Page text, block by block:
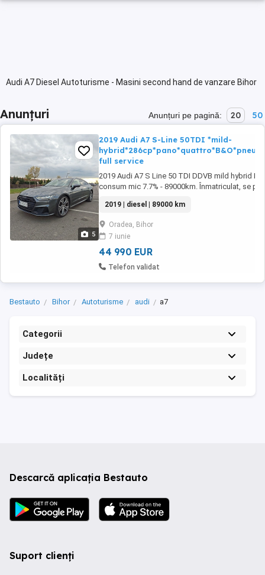
Audi A7 Diesel Autoturisme - Masini second hand de vanzare Bihor
Anunțuri Anunțuri pe pagină: 20 50
5
2019 Audi A7 S-Line 50TDI *mild-
full service
2019 Audi A7 S Line 50 TDI DDVB mild hybrid
consum mic 7.7% - 89000km. Înmatriculat, se
R21 S-line. Model care pana la 250.000km nu
interventie. La cerere se poate trimite video ...
2019 | diesel | 89000 km
Oradea, Bihor
7 iunie
44 990 EUR
Telefon validat
Bestauto Bihor Autoturisme audi a7
Categorii
Județe
Localități
Descarcă aplicația Bestauto
Suport clienți